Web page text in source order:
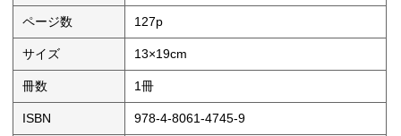
ページ数 127p
サイズ 13×19cm
冊数 1冊
ISBN 978-4-8061-4745-9